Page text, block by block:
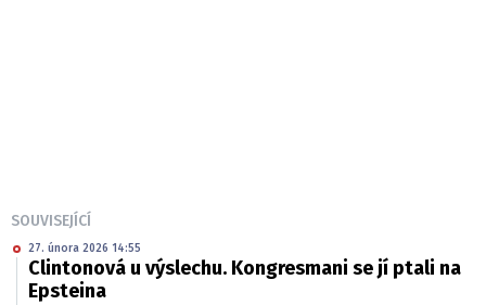
SOUVISEJÍCÍ
27. února 2026 14:55
Clintonová u výslechu. Kongresmani se jí ptali na
Epsteina